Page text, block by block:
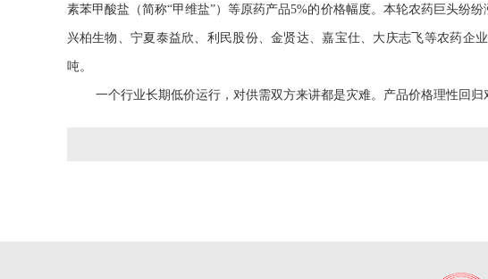
素苯甲酸盐（简称“甲维盐”）等原药产品5%的价格幅度。本轮农药巨头纷
兴柏生物、宁夏泰益欣、利民股份、金贤达、嘉宝仕、大庆志飞等农药企
吨。
一个行业长期低价运行，对供需双方来讲都是灾难。产品价格理性回归